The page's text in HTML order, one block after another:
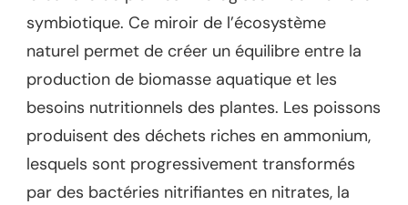
symbiotique. Ce miroir de l’écosystème
naturel permet de créer un équilibre entre la
production de biomasse aquatique et les
besoins nutritionnels des plantes. Les poissons
produisent des déchets riches en ammonium,
lesquels sont progressivement transformés
par des bactéries nitrifiantes en nitrates, la